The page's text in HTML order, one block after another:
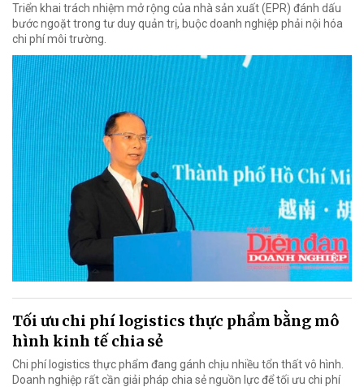
Triển khai trách nhiệm mở rộng của nhà sản xuất (EPR) đánh dấu
bước ngoặt trong tư duy quản trị, buộc doanh nghiệp phải nội hóa
chi phí môi trường.
Tối ưu chi phí logistics thực phẩm bằng mô
hình kinh tế chia sẻ
Chi phí logistics thực phẩm đang gánh chịu nhiều tổn thất vô hình.
Doanh nghiệp rất cần giải pháp chia sẻ nguồn lực để tối ưu chi phí